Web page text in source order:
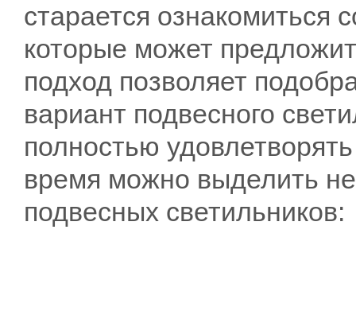
старается ознакомиться
которые может
подход позволяет
вариант подвесного
полностью
время можно выделить
подвесных светильников: